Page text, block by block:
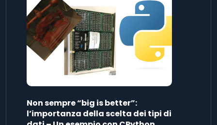
Non sempre “big is better”:
l’importanza della scelta dei tipi di